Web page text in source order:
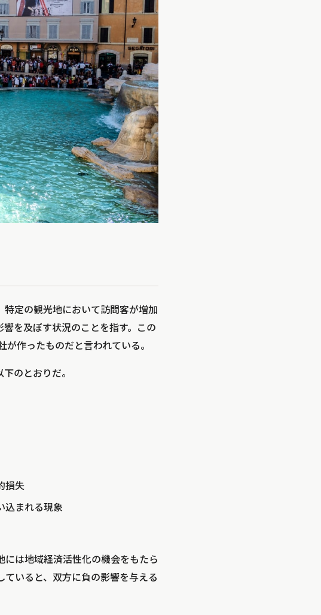
定の観光地において訪問客が増加
を及ぼす状況のことを指す。この
作ったものだと言われている。
のとおりだ。
損失
込まれる現象
は地域経済活性化の機会をもたら
いると、双方に負の影響を与える